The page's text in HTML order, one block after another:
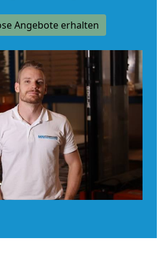
Angebote erhalten